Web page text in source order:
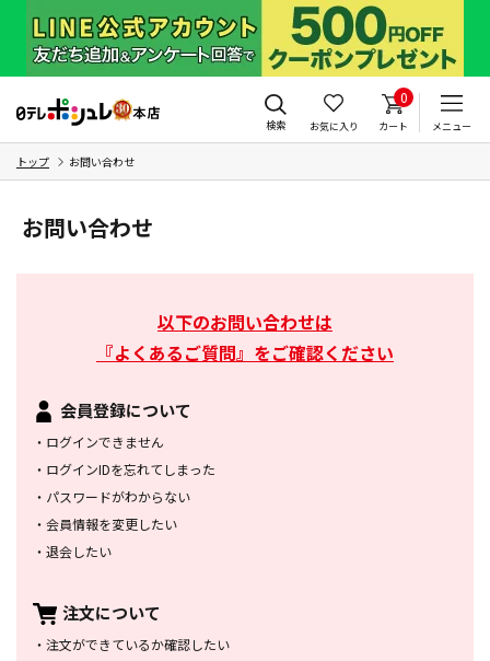
検索 お気に入り
0
カート メニュー
トップ お問い合わせ
お問い合わせ
以下のお問い合わせは
『よくあるご質問』をご確認ください
会員登録について
・ ログインできません
・ ログインIDを忘れてしまった
・ パスワードがわからない
・ 会員情報を変更したい
・ 退会したい
注文について
・ 注文ができているか確認したい